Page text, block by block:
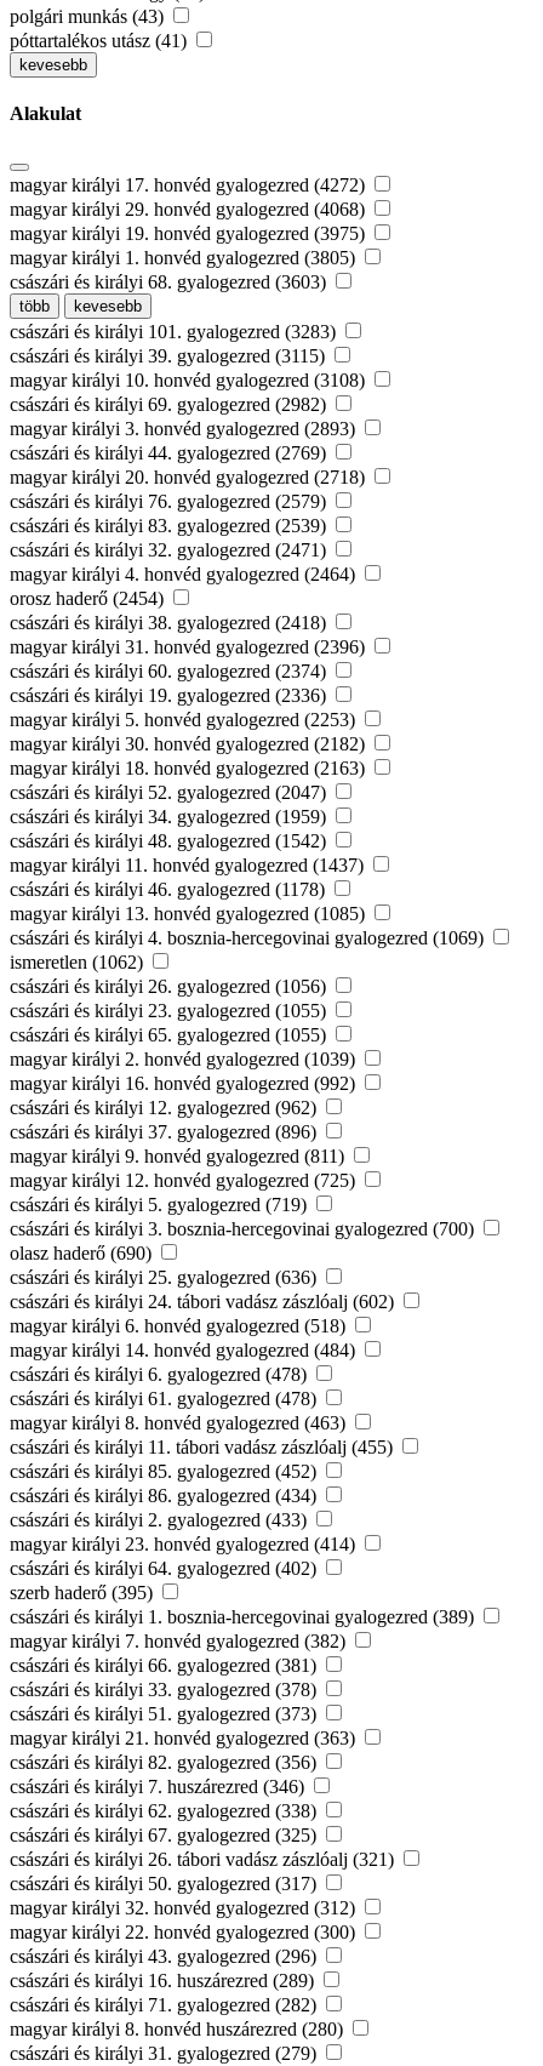
polgári munkás (43)
póttartalékos utász (41)
kevesebb
Alakulat
magyar királyi 17. honvéd gyalogezred (4272)
magyar királyi 29. honvéd gyalogezred (4068)
magyar királyi 19. honvéd gyalogezred (3975)
magyar királyi 1. honvéd gyalogezred (3805)
császári és királyi 68. gyalogezred (3603)
több kevesebb
császári és királyi 101. gyalogezred (3283)
császári és királyi 39. gyalogezred (3115)
magyar királyi 10. honvéd gyalogezred (3108)
császári és királyi 69. gyalogezred (2982)
magyar királyi 3. honvéd gyalogezred (2893)
császári és királyi 44. gyalogezred (2769)
magyar királyi 20. honvéd gyalogezred (2718)
császári és királyi 76. gyalogezred (2579)
császári és királyi 83. gyalogezred (2539)
császári és királyi 32. gyalogezred (2471)
magyar királyi 4. honvéd gyalogezred (2464)
orosz haderő (2454)
császári és királyi 38. gyalogezred (2418)
magyar királyi 31. honvéd gyalogezred (2396)
császári és királyi 60. gyalogezred (2374)
császári és királyi 19. gyalogezred (2336)
magyar királyi 5. honvéd gyalogezred (2253)
magyar királyi 30. honvéd gyalogezred (2182)
magyar királyi 18. honvéd gyalogezred (2163)
császári és királyi 52. gyalogezred (2047)
császári és királyi 34. gyalogezred (1959)
császári és királyi 48. gyalogezred (1542)
magyar királyi 11. honvéd gyalogezred (1437)
császári és királyi 46. gyalogezred (1178)
magyar királyi 13. honvéd gyalogezred (1085)
császári és királyi 4. bosznia-hercegovinai gyalogezred (1069)
ismeretlen (1062)
császári és királyi 26. gyalogezred (1056)
császári és királyi 23. gyalogezred (1055)
császári és királyi 65. gyalogezred (1055)
magyar királyi 2. honvéd gyalogezred (1039)
magyar királyi 16. honvéd gyalogezred (992)
császári és királyi 12. gyalogezred (962)
császári és királyi 37. gyalogezred (896)
magyar királyi 9. honvéd gyalogezred (811)
magyar királyi 12. honvéd gyalogezred (725)
császári és királyi 5. gyalogezred (719)
császári és királyi 3. bosznia-hercegovinai gyalogezred (700)
olasz haderő (690)
császári és királyi 25. gyalogezred (636)
császári és királyi 24. tábori vadász zászlóalj (602)
magyar királyi 6. honvéd gyalogezred (518)
magyar királyi 14. honvéd gyalogezred (484)
császári és királyi 6. gyalogezred (478)
császári és királyi 61. gyalogezred (478)
magyar királyi 8. honvéd gyalogezred (463)
császári és királyi 11. tábori vadász zászlóalj (455)
császári és királyi 85. gyalogezred (452)
császári és királyi 86. gyalogezred (434)
császári és királyi 2. gyalogezred (433)
magyar királyi 23. honvéd gyalogezred (414)
császári és királyi 64. gyalogezred (402)
szerb haderő (395)
császári és királyi 1. bosznia-hercegovinai gyalogezred (389)
magyar királyi 7. honvéd gyalogezred (382)
császári és királyi 66. gyalogezred (381)
császári és királyi 33. gyalogezred (378)
császári és királyi 51. gyalogezred (373)
magyar királyi 21. honvéd gyalogezred (363)
császári és királyi 82. gyalogezred (356)
császári és királyi 7. huszárezred (346)
császári és királyi 62. gyalogezred (338)
császári és királyi 67. gyalogezred (325)
császári és királyi 26. tábori vadász zászlóalj (321)
császári és királyi 50. gyalogezred (317)
magyar királyi 32. honvéd gyalogezred (312)
magyar királyi 22. honvéd gyalogezred (300)
császári és királyi 43. gyalogezred (296)
császári és királyi 16. huszárezred (289)
császári és királyi 71. gyalogezred (282)
magyar királyi 8. honvéd huszárezred (280)
császári és királyi 31. gyalogezred (279)